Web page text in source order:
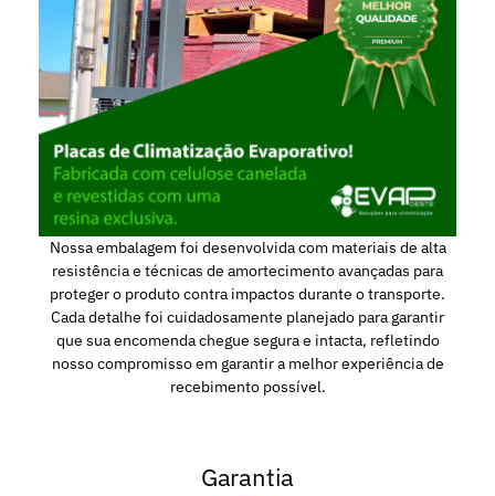
Nossa embalagem foi desenvolvida com materiais de alta
resistência e técnicas de amortecimento avançadas para
proteger o produto contra impactos durante o transporte.
Cada detalhe foi cuidadosamente planejado para garantir
que sua encomenda chegue segura e intacta, refletindo
nosso compromisso em garantir a melhor experiência de
recebimento possível.
Garantia